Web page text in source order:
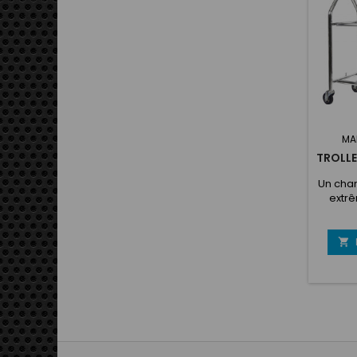
Un
des
mm,
